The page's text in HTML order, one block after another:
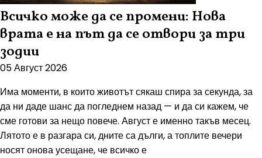
Всичко може да се промени: Нова
врата е на път да се отвори за три
зодии
05 Август 2026
Има моменти, в които животът сякаш спира за секунда, за
да ни даде шанс да погледнем назад — и да си кажем, че
сме готови за нещо повече. Август е именно такъв месец.
Лятото е в разгара си, дните са дълги, а топлите вечери
носят онова усещане, че всичко е